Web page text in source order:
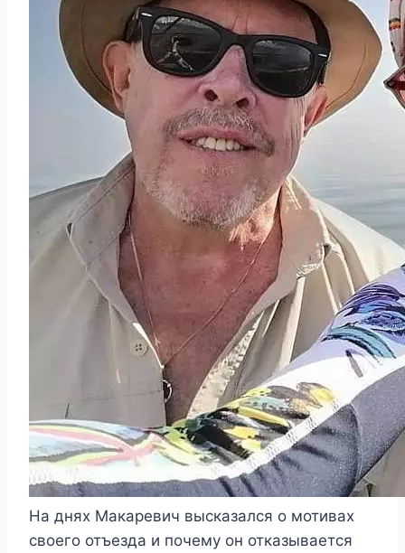
На днях Макаревич высказался о мотивах
своего отъезда и почему он отказывается